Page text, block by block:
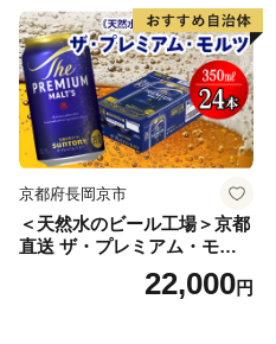
京都府長岡京市
＜天然水のビール工場＞京都
直送 ザ・プレミアム・モル
ツ 350ml×24本 プレモル [149
22,000円